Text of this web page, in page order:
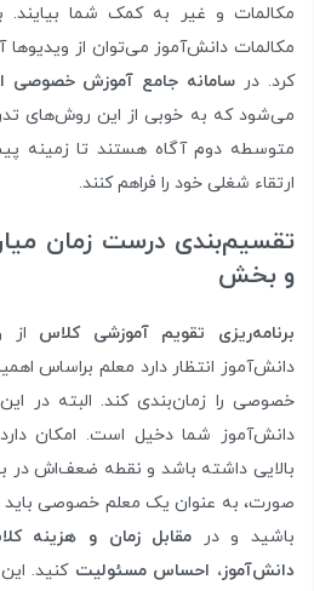
مکالمات و غیر به کمک شما بیایند.
مکالمات دانش‌آموز می‌توان از
کرد. در سامانه جامع آموزش خصوصی
می‌شود که به خوبی از این روش‌های
متوسطه دوم آگاه هستند تا زمینه
ارتقاء شغلی خود را فراهم کنند.
تقسیم‌بندی درست زمان
و بخش
برنامه‌ریزی تقویم آموزشی کلاس از
دانش‌آموز انتظار دارد معلم براساس
خصوصی را زمان‌بندی کند. البته در
دانش‌آموز شما دخیل است. امکان
بالایی داشته باشد و نقطه ضعف‌اش در
صورت، به عنوان یک معلم خصوصی
باشید و در مقابل زمان و هزینه
دانش‌آموز، احساس مسئولیت کنید.